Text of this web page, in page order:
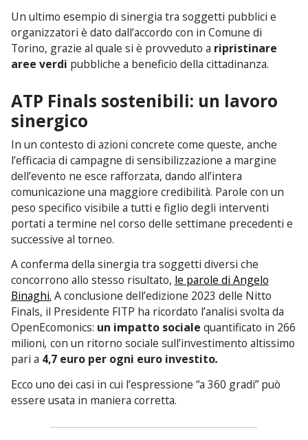
Un ultimo esempio di sinergia tra soggetti pubblici e
organizzatori è dato dall’accordo con in Comune di
Torino, grazie al quale si è provveduto a ripristinare
aree verdi pubbliche a beneficio della cittadinanza.
ATP Finals sostenibili: un lavoro
sinergico
In un contesto di azioni concrete come queste, anche
l’efficacia di campagne di sensibilizzazione a margine
dell’evento ne esce rafforzata, dando all’intera
comunicazione una maggiore credibilità. Parole con un
peso specifico visibile a tutti e figlio degli interventi
portati a termine nel corso delle settimane precedenti e
successive al torneo.
A conferma della sinergia tra soggetti diversi che
concorrono allo stesso risultato, le parole di Angelo
Binaghi. A conclusione dell’edizione 2023 delle Nitto
Finals, il Presidente FITP ha ricordato l’analisi svolta da
OpenEcomonics: un impatto sociale quantificato in 266
milioni, con un ritorno sociale sull’investimento altissimo
pari a 4,7 euro per ogni euro investito.
Ecco uno dei casi in cui l’espressione “a 360 gradi” può
essere usata in maniera corretta.